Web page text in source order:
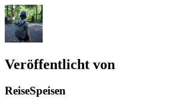
Veröffentlicht von
ReiseSpeisen